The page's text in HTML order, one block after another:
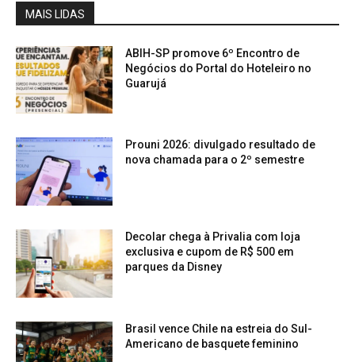
MAIS LIDAS
ABIH-SP promove 6º Encontro de
Negócios do Portal do Hoteleiro no
Guarujá
Prouni 2026: divulgado resultado de
nova chamada para o 2º semestre
Decolar chega à Privalia com loja
exclusiva e cupom de R$ 500 em
parques da Disney
Brasil vence Chile na estreia do Sul-
Americano de basquete feminino